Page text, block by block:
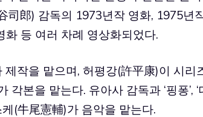
司郎) 감독의 1973년작 영화, 1975년
등 여러 차례 영상화되었다.
작을 맡으며, 허평강(許平康)이 시리
본을 맡는다. 유아사 감독과 ‘핑퐁’, ‘
(牛尾憲輔)가 음악을 맡는다.